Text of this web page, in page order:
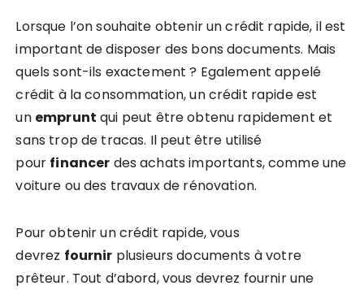
Lorsque l’on souhaite obtenir un crédit rapide, il est
important de disposer des bons documents. Mais
quels sont-ils exactement ? Egalement appelé
crédit à la consommation, un crédit rapide est
un emprunt qui peut être obtenu rapidement et
sans trop de tracas. Il peut être utilisé
pour financer des achats importants, comme une
voiture ou des travaux de rénovation.
Pour obtenir un crédit rapide, vous
devrez fournir plusieurs documents à votre
prêteur. Tout d’abord, vous devrez fournir une